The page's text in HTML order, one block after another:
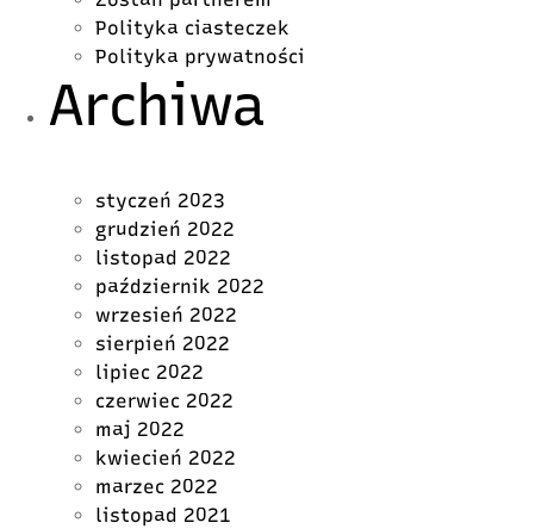
Polityka ciasteczek
Polityka prywatności
Archiwa
styczeń 2023
grudzień 2022
listopad 2022
październik 2022
wrzesień 2022
sierpień 2022
lipiec 2022
czerwiec 2022
maj 2022
kwiecień 2022
marzec 2022
listopad 2021